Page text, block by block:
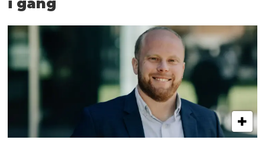
i gang